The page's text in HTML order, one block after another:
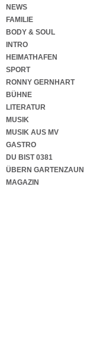
NEWS
FAMILIE
BODY & SOUL
INTRO
HEIMATHAFEN
SPORT
RONNY GERNHART
BÜHNE
LITERATUR
MUSIK
MUSIK AUS MV
GASTRO
DU BIST 0381
ÜBERN GARTENZAUN
MAGAZIN